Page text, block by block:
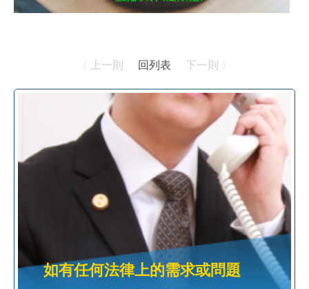
〈 上一則 回列表 下一則 〉
如有任何法律上的需求或問題